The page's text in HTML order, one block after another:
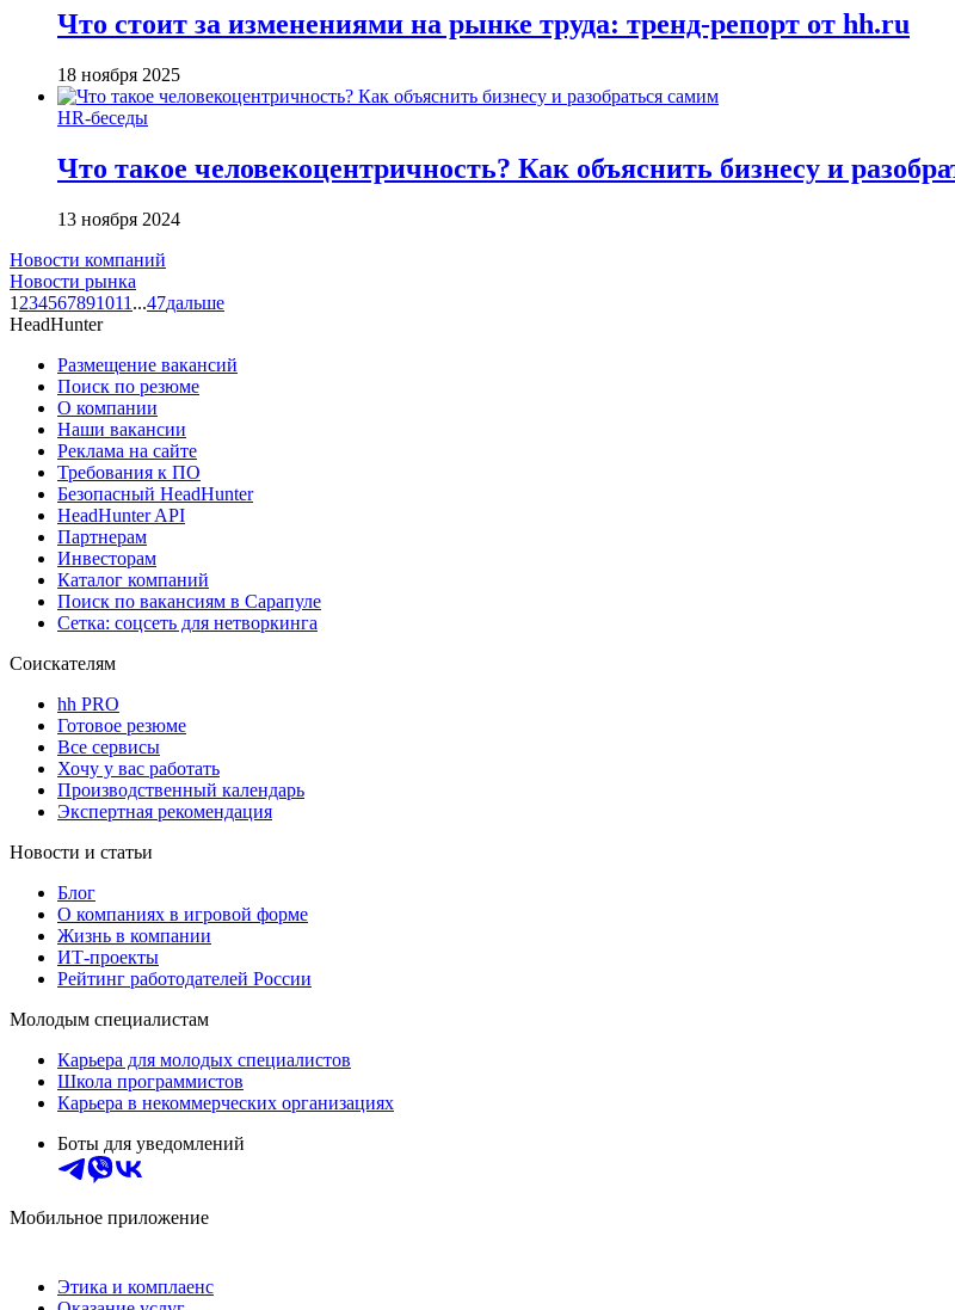
Что стоит за изменениями на рынке труда: тренд-репорт от hh.ru
18 ноября 2025
HR-беседы
Что такое человеко­центричность? Как объяснить бизнесу и
13 ноября 2024
Новости компаний
Новости рынка
1 234567891011 ...47дальше
HeadHunter
Размещение вакансий
Поиск по резюме
О компании
Наши вакансии
Реклама на сайте
Требования к ПО
Безопасный HeadHunter
HeadHunter API
Партнерам
Инвесторам
Каталог компаний
Поиск по вакансиям в Сарапуле
Сетка: соцсеть для нетворкинга
Соискателям
hh PRO
Готовое резюме
Все сервисы
Хочу у вас работать
Производственный календарь
Экспертная рекомендация
Новости и статьи
Блог
О компаниях в игровой форме
Жизнь в компании
ИТ-проекты
Рейтинг работодателей России
Молодым специалистам
Карьера для молодых специалистов
Школа программистов
Карьера в некоммерческих организациях
Боты для уведомлений
Мобильное приложение
Этика и комплаенс